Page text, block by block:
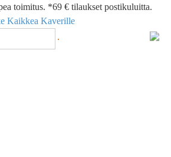
toimitus. *69 € tilaukset postikuluitta.